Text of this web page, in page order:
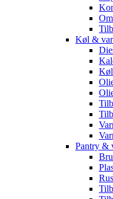
Køl &
Pantry &